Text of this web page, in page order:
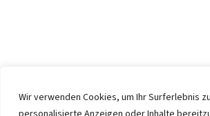
Wir verwenden Cookies, um Ihr Surferlebnis